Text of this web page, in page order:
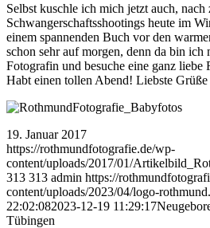
Selbst kuschle ich mich jetzt auch, nach
Schwangerschaftsshootings heute im
einem spannenden Buch vor den
schon sehr auf morgen, denn da bin ich
Fotografin und besuche eine ganz
Habt einen tollen Abend! Liebste
19. Januar 2017
https://rothmundfotografie.de/wp-
content/uploads/2017/01/
313 313 admin https://
content/uploads/2023/04/logo-
22:02:082023-12-19 11:29:17
Tübingen